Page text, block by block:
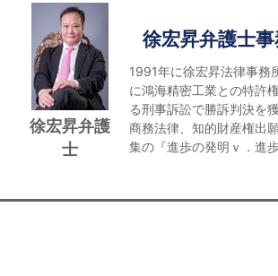
徐宏昇弁護
士
徐宏昇弁護士
1991年に徐宏昇法律事務
に鴻海精密工業との特許
る刑事訴訟で勝訴判決を
商務法律、知的財産権出
集の『進歩の発明ｖ．進